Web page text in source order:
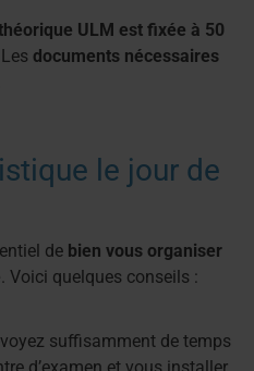
ULM est fixée à 50
Les documents nécessaires
le jour de
de bien vous organiser
. Voici quelques conseils :
suffisamment de temps